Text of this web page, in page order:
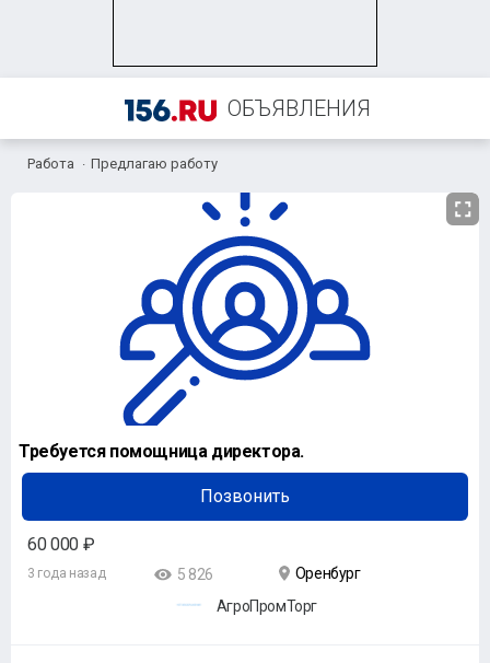
ОБЪЯВЛЕНИЯ
Работа Предлагаю работу
Требуется помощница директора.
Позвонить
60 000 ₽
3 года назад 5 826
Оренбург
АгроПромТорг